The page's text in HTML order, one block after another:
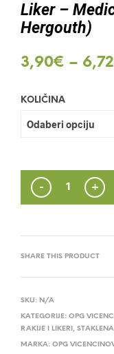
Liker –
Hergouth)
3,90€ – 6,72
KOLIČINA
SHARE THIS PRODUCT
SKU: N/A
KATEGORIJE: OPG
RAKIJE I LIKERI ,
MARKA: OPG